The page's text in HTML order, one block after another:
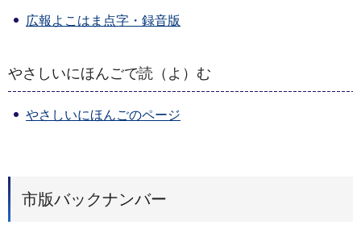
広報よこはま点字・録音版
やさしいにほんごで読（よ）む
やさしいにほんごのページ
市版バックナンバー